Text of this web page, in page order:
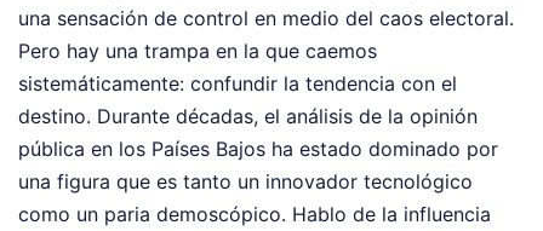
una sensación de control en medio del caos electoral.
Pero hay una trampa en la que caemos
sistemáticamente: confundir la tendencia con el
destino. Durante décadas, el análisis de la opinión
pública en los Países Bajos ha estado dominado por
una figura que es tanto un innovador tecnológico
como un paria demoscópico. Hablo de la influencia